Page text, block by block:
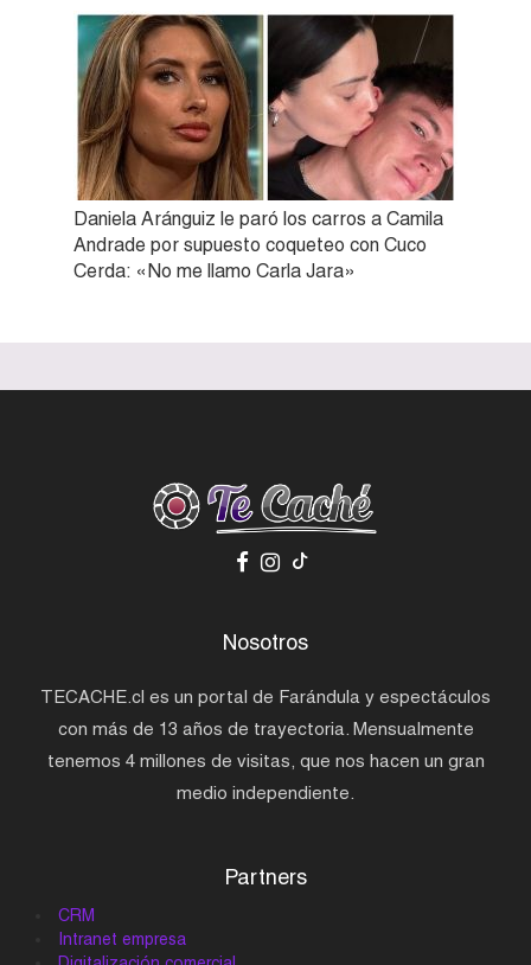
Daniela Aránguiz le paró los carros a Camila
Andrade por supuesto coqueteo con Cuco
Cerda: «No me llamo Carla Jara»
Nosotros
TECACHE.cl es un portal de Farándula y espectáculos
con más de 13 años de trayectoria. Mensualmente
tenemos 4 millones de visitas, que nos hacen un gran
medio independiente.
Partners
CRM
Intranet empresa